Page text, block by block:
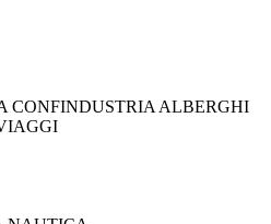
CONFINDUSTRIA ALBERGHI